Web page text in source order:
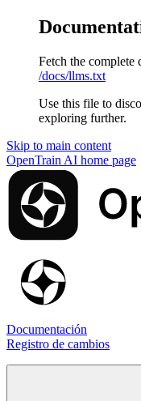
Fetch the complete
/docs/llms.txt
Use this file to
exploring further.
Skip to main content
OpenTrain AI home page
Documentación
Registro de cambios